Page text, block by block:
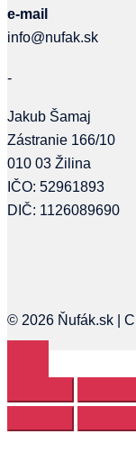
e-mail
info@nufak.sk
-
Jakub Šamaj
Zástranie 166/10
010 03 Žilina
IČO: 52961893
DIČ: 1126089690
© 2026 Ňufák.sk |